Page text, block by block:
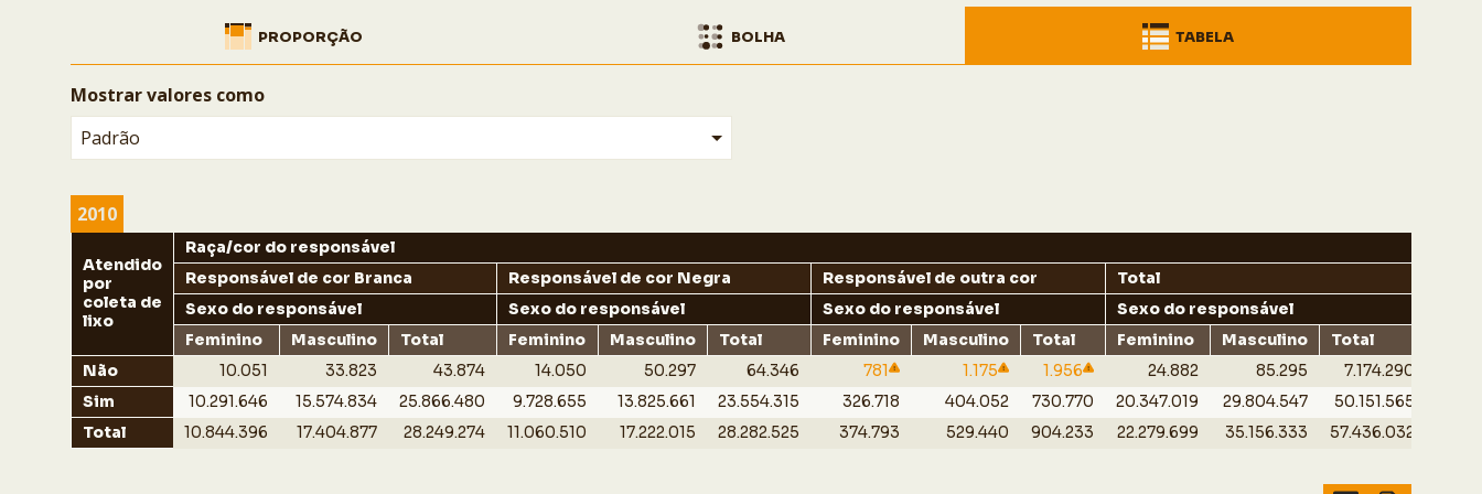
PROPORÇÃO BOLHA TABELA
Mostrar valores como
Padrão
2010
Atendido
por
coleta de
lixo
Raça/cor do responsável
Responsável de cor Branca
Responsável de cor Negra Responsável de outra cor
Total
Sexo do responsável
Sexo do responsável Sexo do responsável
Sexo do responsável
Feminino
Masculino Total Feminino Masculino Total Feminino Masculino Total Feminino Masculino
Total
Não
10.051 33.823 43.874 14.050 50.297 64.346 781 1.175 1.956 24.882 85.295
7.174.290
Sim
10.291.646 15.574.834 25.866.480 9.728.655 13.825.661 23.554.315 326.718 404.052 730.770 20.347.019 29.804.547
50.151.565
Total
10.844.396 17.404.877 28.249.274 11.060.510 17.222.015 28.282.525 374.793 529.440 904.233 22.279.699 35.156.333 57.436.032